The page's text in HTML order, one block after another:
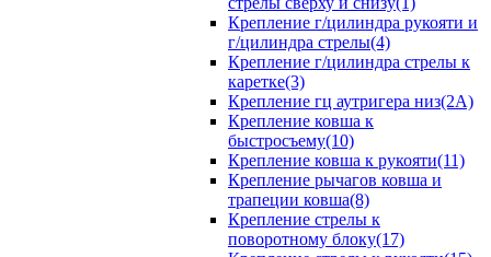
Крепление г/цилиндра рукояти и
г/цилиндра стрелы(4)
Крепление г/цилиндра стрелы к
каретке(3)
Крепление гц аутригера низ(2А)
Крепление ковша к
быстросъему(10)
Крепление ковша к рукояти(11)
Крепление рычагов ковша и
трапеции ковша(8)
Крепление стрелы к
поворотному блоку(17)